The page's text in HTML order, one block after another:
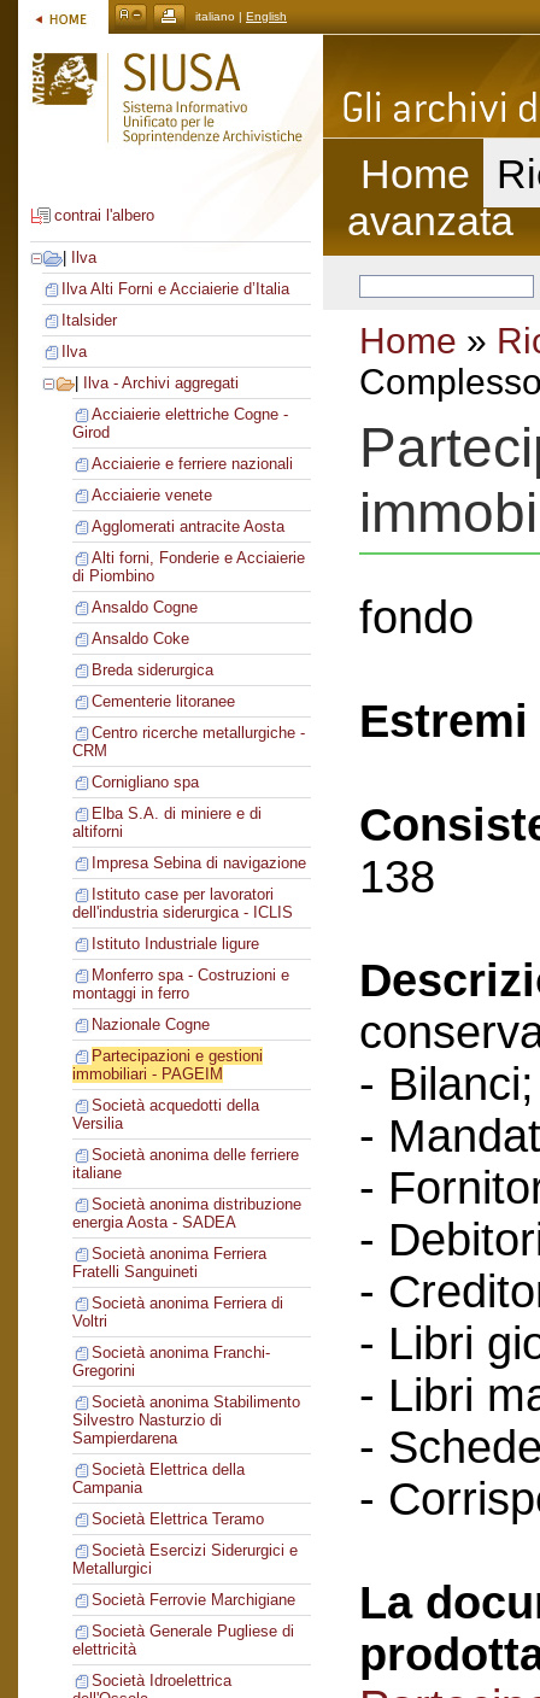
italiano | English
contrai l'albero
Ilva
Ilva Alti Forni e Acciaierie d’Italia
Italsider
Ilva
Ilva - Archivi aggregati
Acciaierie elettriche Cogne -
Girod
Acciaierie e ferriere nazionali
Acciaierie venete
Agglomerati antracite Aosta
Alti forni, Fonderie e Acciaierie
di Piombino
Ansaldo Cogne
Ansaldo Coke
Breda siderurgica
Cementerie litoranee
Centro ricerche metallurgiche -
CRM
Cornigliano spa
Elba S.A. di miniere e di
altiforni
Impresa Sebina di navigazione
Istituto case per lavoratori
dell'industria siderurgica - ICLIS
Istituto Industriale ligure
Monferro spa - Costruzioni e
montaggi in ferro
Nazionale Cogne
Partecipazioni e gestioni
immobiliari - PAGEIM
Società acquedotti della
Versilia
Società anonima delle ferriere
italiane
Società anonima distribuzione
energia Aosta - SADEA
Società anonima Ferriera
Fratelli Sanguineti
Società anonima Ferriera di
Voltri
Società anonima Franchi-
Gregorini
Società anonima Stabilimento
Silvestro Nasturzio di
Sampierdarena
Società Elettrica della
Campania
Società Elettrica Teramo
Società Esercizi Siderurgici e
Metallurgici
Società Ferrovie Marchigiane
Società Generale Pugliese di
elettricità
Società Idroelettrica
Home
avanzata
Home »
fondo
138
- Bilanci;
-
-
-
-
- Libri
- Libri
-
-
La